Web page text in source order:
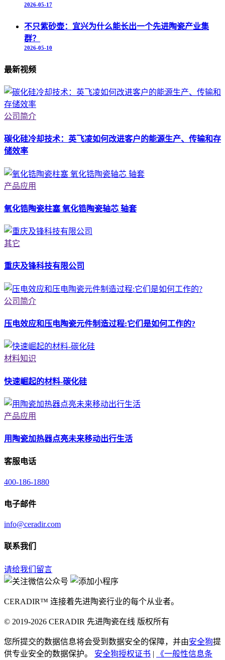
2026-05-17
不只紫砂壶：宜兴为什么能长出一个先进陶瓷产业集
群？
2026-05-10
最新视频
公司简介
碳化硅冷却技术：英飞凌如何改进客户的能源生产、传输和存
储效率
产品应用
氧化锆陶瓷柱塞 氧化锆陶瓷轴芯 轴套
其它
重庆及锋科技有限公司
公司简介
压电效应和压电陶瓷元件制造过程:它们是如何工作的?
材料知识
快速崛起的材料-碳化硅
产品应用
用陶瓷加热器点亮未来移动出行生活
客服电话
400-186-1880
电子邮件
info@ceradir.com
联系我们
请给我们留言
CERADIR™ 连接着先进陶瓷行业的每个从业者。
© 2019-2026 CERADIR 先进陶瓷在线 版权所有
您所提交的数据信息将会受到数据安全的保障，并由安全狗提
供专业安全的数据保护。 安全狗授权证书 | 《一般性信息条